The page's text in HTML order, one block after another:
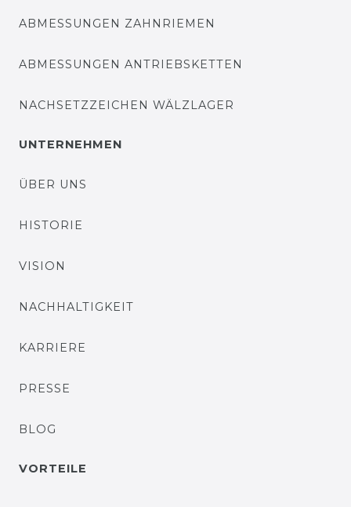
ABMESSUNGEN ZAHNRIEMEN
ABMESSUNGEN ANTRIEBSKETTEN
NACHSETZZEICHEN WÄLZLAGER
UNTERNEHMEN
ÜBER UNS
HISTORIE
VISION
NACHHALTIGKEIT
KARRIERE
PRESSE
BLOG
VORTEILE